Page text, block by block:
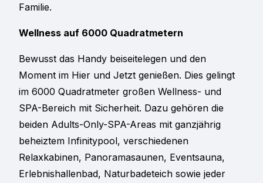
Familie.
Wellness auf 6000 Quadratmetern
Bewusst das Handy beiseitelegen und den
Moment im Hier und Jetzt genießen. Dies gelingt
im 6000 Quadratmeter großen Wellness- und
SPA-Bereich mit Sicherheit. Dazu gehören die
beiden Adults-Only-SPA-Areas mit ganzjährig
beheiztem Infinitypool, verschiedenen
Relaxkabinen, Panoramasaunen, Eventsauna,
Erlebnishallenbad, Naturbadeteich sowie jeder